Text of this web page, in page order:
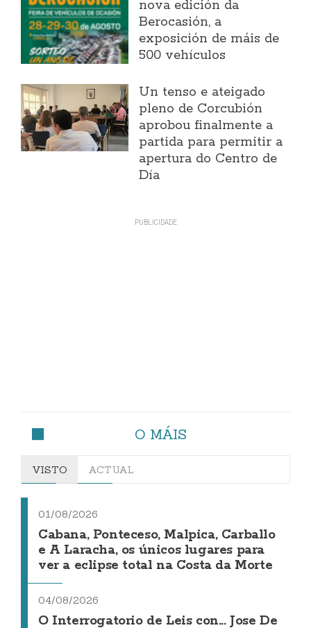
nova edición da
Berocasión, a
exposición de máis de
500 vehículos
Un tenso e ateigado
pleno de Corcubión
aprobou finalmente a
partida para permitir a
apertura do Centro de
Día
O MÁIS
VISTO ACTUAL
01/08/2026
Cabana, Ponteceso, Malpica, Carballo
e A Laracha, os únicos lugares para
ver a eclipse total na Costa da Morte
04/08/2026
O Interrogatorio de Leis con... Jose De